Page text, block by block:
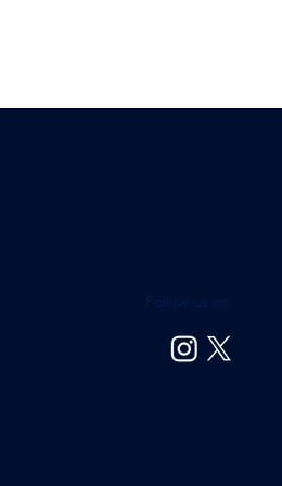
Follow us on